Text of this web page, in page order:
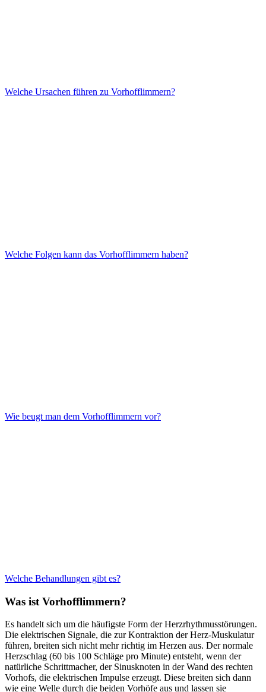
Welche Ursachen führen zu Vorhofflimmern?
Welche Folgen kann das Vorhofflimmern haben?
Wie beugt man dem Vorhofflimmern vor?
Welche Behandlungen gibt es?
Was ist Vorhofflimmern?
Es handelt sich um die häufigste Form der Herzrhythmusstörungen.
Die elektrischen Signale, die zur Kontraktion der Herz-Muskulatur
führen, breiten sich nicht mehr richtig im Herzen aus. Der normale
Herzschlag (60 bis 100 Schläge pro Minute) entsteht, wenn der
natürliche Schrittmacher, der Sinusknoten in der Wand des rechten
Vorhofs, die elektrischen Impulse erzeugt. Diese breiten sich dann
wie eine Welle durch die beiden Vorhöfe aus und lassen sie